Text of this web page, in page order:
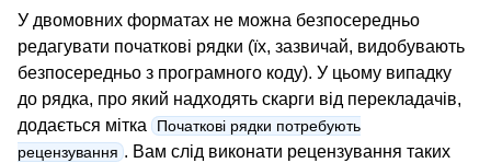
У двомовних форматах не можна безпосередньо
редагувати початкові рядки (їх, зазвичай, видобувають
безпосередньо з програмного коду). У цьому випадку
до рядка, про який надходять скарги від перекладачів,
додається мітка
Початкові рядки потребують
рецензування . Вам слід виконати рецензування таких